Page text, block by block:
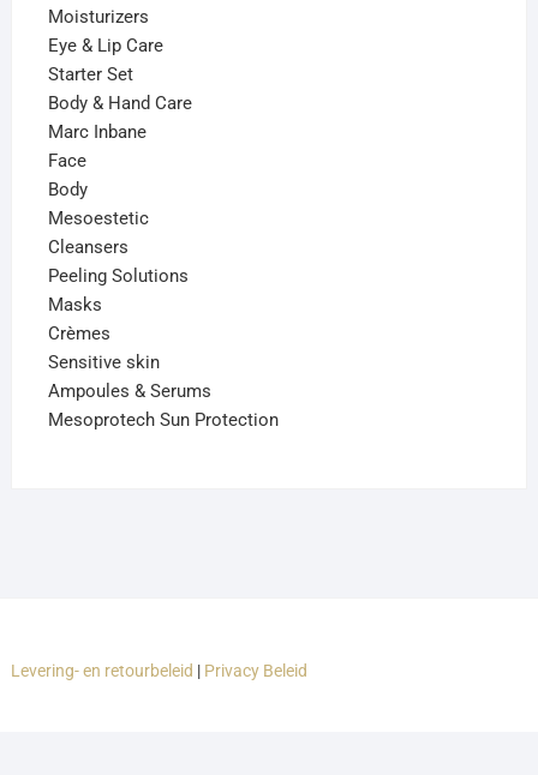
Moisturizers
Eye & Lip Care
Starter Set
Body & Hand Care
Marc Inbane
Face
Body
Mesoestetic
Cleansers
Peeling Solutions
Masks
Crèmes
Sensitive skin
Ampoules & Serums
Mesoprotech Sun Protection
Levering- en retourbeleid | Privacy Beleid